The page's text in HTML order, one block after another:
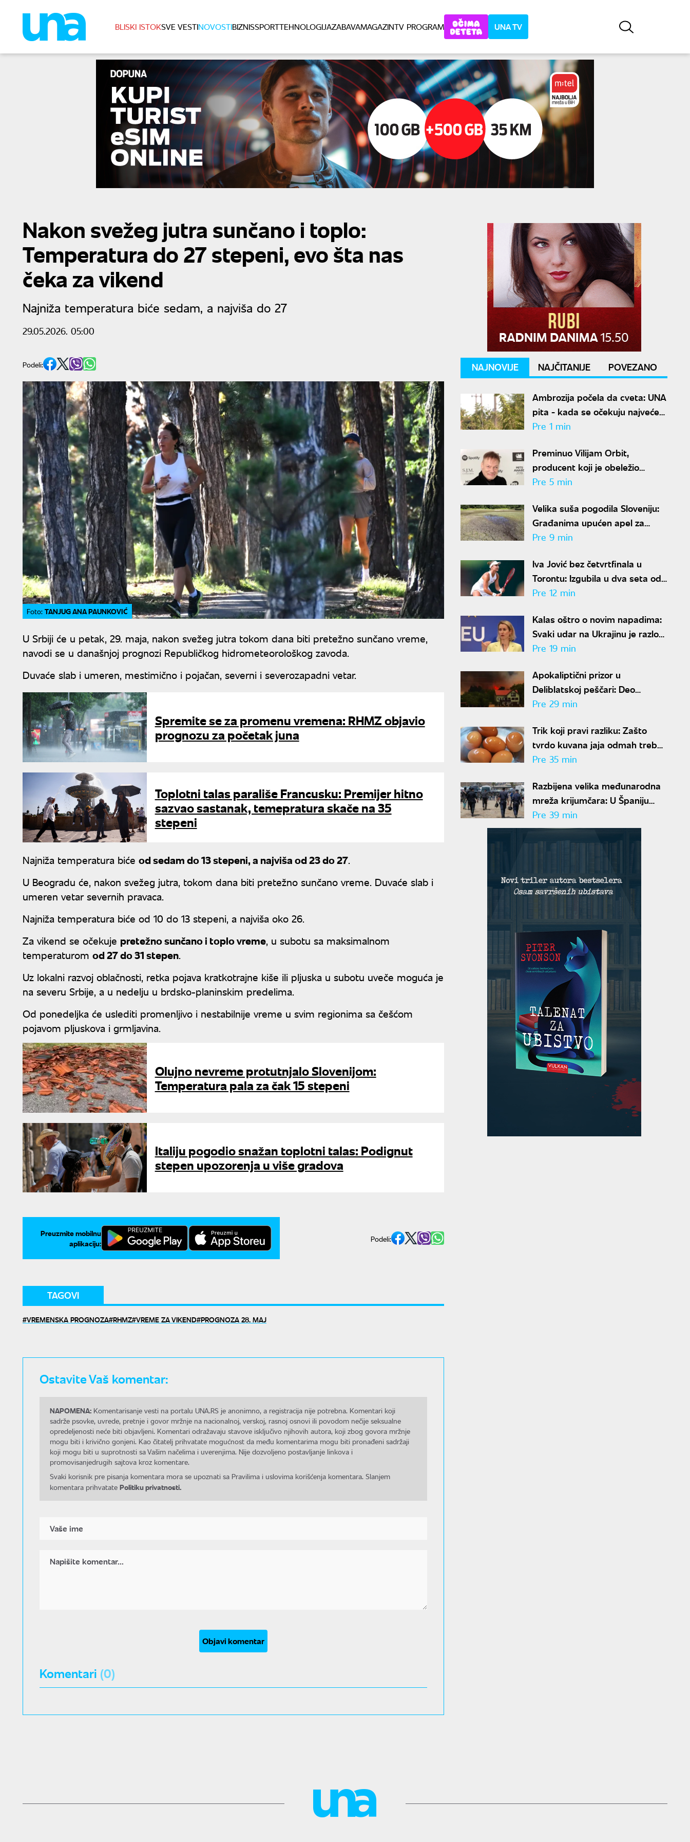
BLISKI ISTOKSVE VESTINOVOSTIBIZNISSPORTTEHNOLOGIJAZABAVAMAGAZINTV PROGRAM UNA TV
Nakon svežeg jutra sunčano i toplo:
Temperatura do 27 stepeni, evo šta nas
čeka za vikend
Najniža temperatura biće sedam, a najviša do 27
29.05.2026. 05:00
Podeli:
Foto: TANJUG ANA PAUNKOVIĆ
U Srbiji će u petak, 29. maja, nakon svežeg jutra tokom dana biti pretežno sunčano vreme,
navodi se u današnjoj prognozi Republičkog hidrometeorološkog zavoda.
Duvaće slab i umeren, mestimično i pojačan, severni i severozapadni vetar.
Spremite se za promenu vremena: RHMZ objavio
prognozu za početak juna
Toplotni talas parališe Francusku: Premijer hitno
sazvao sastanak, temepratura skače na 35
stepeni
Najniža temperatura biće od sedam do 13 stepeni, a najviša od 23 do 27.
U Beogradu će, nakon svežeg jutra, tokom dana biti pretežno sunčano vreme. Duvaće slab i
umeren vetar severnih pravaca.
Najniža temperatura biće od 10 do 13 stepeni, a najviša oko 26.
Za vikend se očekuje pretežno sunčano i toplo vreme, u subotu sa maksimalnom
temperaturom od 27 do 31 stepen.
Uz lokalni razvoj oblačnosti, retka pojava kratkotrajne kiše ili pljuska u subotu uveče moguća je
na severu Srbije, a u nedelju u brdsko-planinskim predelima.
Od ponedeljka će uslediti promenljivo i nestabilnije vreme u svim regionima sa češćom
pojavom pljuskova i grmljavina.
Olujno nevreme protutnjalo Slovenijom:
Temperatura pala za čak 15 stepeni
Italiju pogodio snažan toplotni talas: Podignut
stepen upozorenja u više gradova
Preuzmite mobilnu
aplikaciju:
Podeli:
TAGOVI
VREMENSKA PROGNOZA RHMZ VREME ZA VIKEND PROGNOZA 28. MAJ
Ostavite Vaš komentar:
NAPOMENA: Komentarisanje vesti na portalu UNA.RS je anonimno, a registracija nije potrebna. Komentari koji
sadrže psovke, uvrede, pretnje i govor mržnje na nacionalnoj, verskoj, rasnoj osnovi ili povodom nečije seksualne
opredeljenosti neće biti objavljeni. Komentari odražavaju stavove isključivo njihovih autora, koji zbog govora mržnje
mogu biti i krivično gonjeni. Kao čitatelj prihvatate mogućnost da među komentarima mogu biti pronađeni sadržaji
koji mogu biti u suprotnosti sa Vašim načelima i uverenjima. Nije dozvoljeno postavljanje linkova i
promovisanjedrugih sajtova kroz komentare.
Svaki korisnik pre pisanja komentara mora se upoznati sa Pravilima i uslovima korišćenja komentara. Slanjem
komentara prihvatate Politiku privatnosti.
Objavi komentar
Komentari (0)
NAJNOVIJE NAJČITANIJE POVEZANO
Ambrozija počela da cveta: UNA
pita - kada se očekuju najveće
koncentracije polena i kako da
Pre 1 min
Preminuo Vilijam Orbit,
producent koji je obeležio
karijere Madone, Blur i Britni
Pre 5 min
Velika suša pogodila Sloveniju:
Građanima upućen apel za
racionalnu potrošnju vode
Pre 9 min
Iva Jović bez četvrtfinala u
Torontu: Izgubila u dva seta od
89. teniserke sveta
Pre 12 min
Kalas oštro o novim napadima:
Svaki udar na Ukrajinu je razlog
više da pojačamo pritisak na
Pre 19 min
Apokaliptični prizor u
Deliblatskoj peščari: Deo
stanovništva evakuisan, požar i
Pre 29 min
Trik koji pravi razliku: Zašto
tvrdo kuvana jaja odmah treba
potopiti u ledenu vodu
Pre 35 min
Razbijena velika međunarodna
mreža krijumčara: U Španiju
prebacili više od 2.000
migranata
Pre 39 min